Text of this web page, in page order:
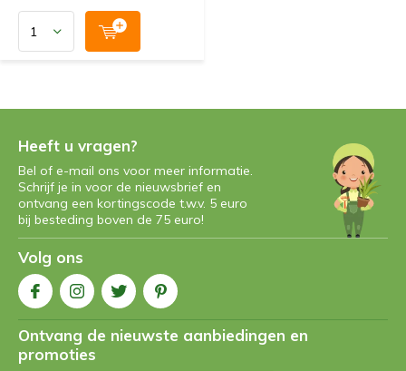
Heeft u vragen?
Bel of e-mail ons voor meer informatie.
Schrijf je in voor de nieuwsbrief en
ontvang een kortingscode t.w.v. 5 euro
bij besteding boven de 75 euro!
Volg ons
Ontvang de nieuwste aanbiedingen en
promoties